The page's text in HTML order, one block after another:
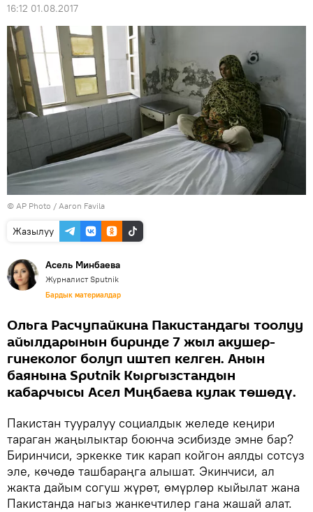
16:12 01.08.2017
© AP Photo / Aaron Favila
Жазылуу
Асель Минбаева
Журналист Sputnik
Бардык материалдар
Ольга Расчупайкина Пакистандагы тоолуу
айылдарынын биринде 7 жыл акушер-
гинеколог болуп иштеп келген. Анын
баянына Sputnik Кыргызстандын
кабарчысы Асел Миңбаева кулак төшөдү.
Пакистан тууралуу социалдык желеде кеңири
тараган жаңылыктар боюнча эсибизде эмне бар?
Биринчиси, эркекке тик карап койгон аялды сотсуз
эле, көчөдө ташбараңга алышат. Экинчиси, ал
жакта дайым согуш жүрөт, өмүрлөр кыйылат жана
Пакистанда нагыз жанкечтилер гана жашай алат.